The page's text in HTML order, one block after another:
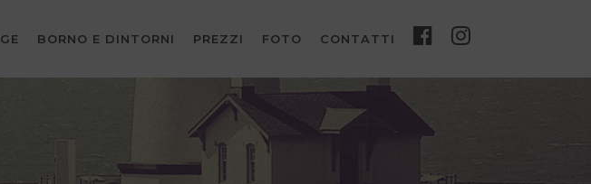
BORNO E DINTORNI PREZZI FOTO CONTATTI